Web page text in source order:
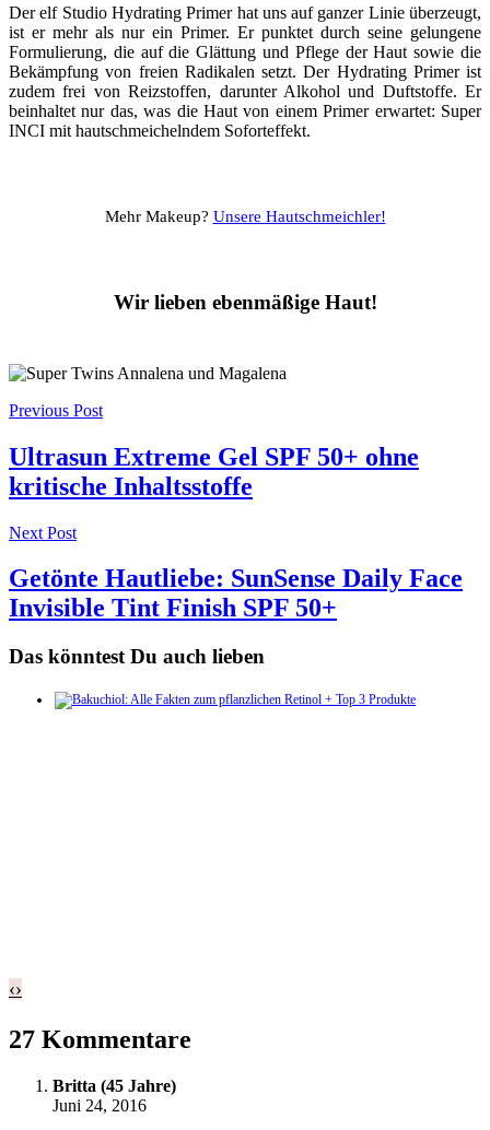
Der elf Studio Hydrating Primer hat uns auf ganzer Linie überzeugt,
ist er mehr als nur ein Primer. Er punktet durch seine gelungene
Formulierung, die auf die Glättung und Pflege der Haut sowie die
Bekämpfung von freien Radikalen setzt. Der Hydrating Primer ist
zudem frei von Reizstoffen, darunter Alkohol und Duftstoffe. Er
beinhaltet nur das, was die Haut von einem Primer erwartet: Super
INCI mit hautschmeichelndem Soforteffekt.
Mehr Makeup? Unsere Hautschmeichler!
Wir lieben ebenmäßige Haut!
Post
navigation
Previous Post
Ultrasun Extreme Gel SPF 50+ ohne
kritische Inhaltsstoffe
Next Post
Getönte Hautliebe: SunSense Daily Face
Invisible Tint Finish SPF 50+
Das könntest Du auch lieben
‹›
27 Kommentare
Britta (45 Jahre)
Juni 24, 2016